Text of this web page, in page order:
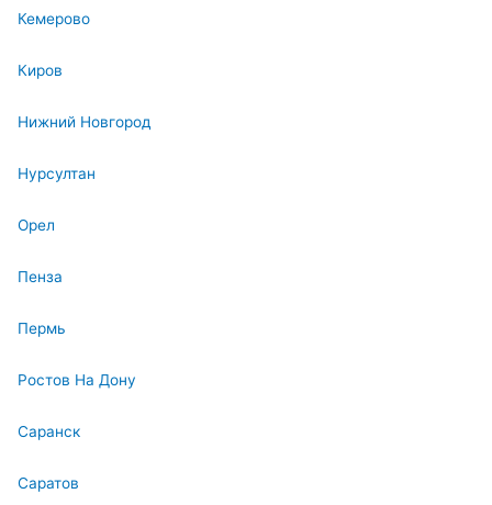
Кемерово
Киров
Нижний Новгород
Нурсултан
Орел
Пенза
Пермь
Ростов На Дону
Саранск
Саратов